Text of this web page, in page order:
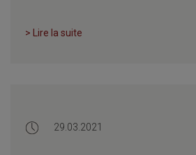
> Lire la suite
29.03.2021